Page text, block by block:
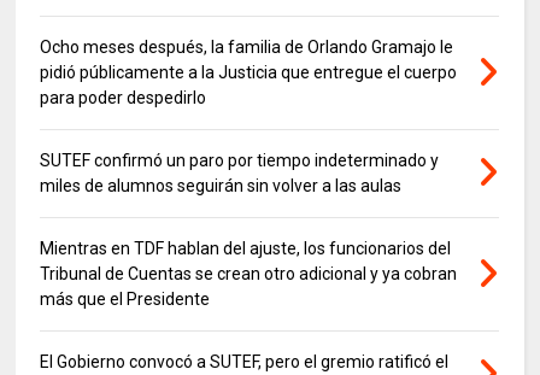
Ocho meses después, la familia de Orlando Gramajo le
pidió públicamente a la Justicia que entregue el cuerpo
para poder despedirlo
SUTEF confirmó un paro por tiempo indeterminado y
miles de alumnos seguirán sin volver a las aulas
Mientras en TDF hablan del ajuste, los funcionarios del
Tribunal de Cuentas se crean otro adicional y ya cobran
más que el Presidente
El Gobierno convocó a SUTEF, pero el gremio ratificó el